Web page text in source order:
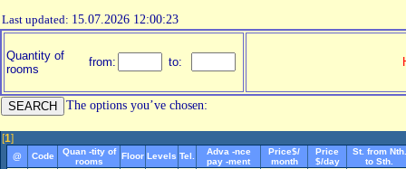
Last updated: 15.07.2026 12:00:23
Quantity of
rooms
from: to:
The options you’ve chosen:
[1]
@ Code
Quan -tity of
rooms
Floor Levels Tel.
Adva -nce
pay -ment
Price$/
month
Price
$/day
St. from Nth.
to Sth.